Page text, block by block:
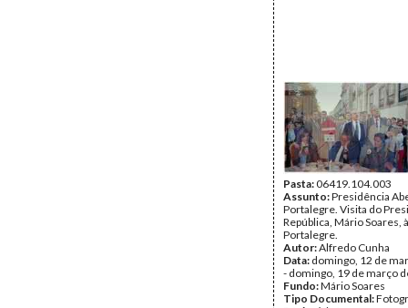
Pasta:06419.104.003
Assunto:Presidência
Portalegre. Visita do
República, Mário Soares,
Portalegre.
Autor:Alfredo Cunha
Data: domingo, 12 de
- domingo, 19 de março
Fundo:Mário Soares
Tipo Documental: